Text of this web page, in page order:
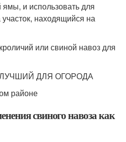
ямы, и использовать для
находящийся на
или свиной навоз для
ДЛЯ ОГОРОДА
районе
свиного навоза как